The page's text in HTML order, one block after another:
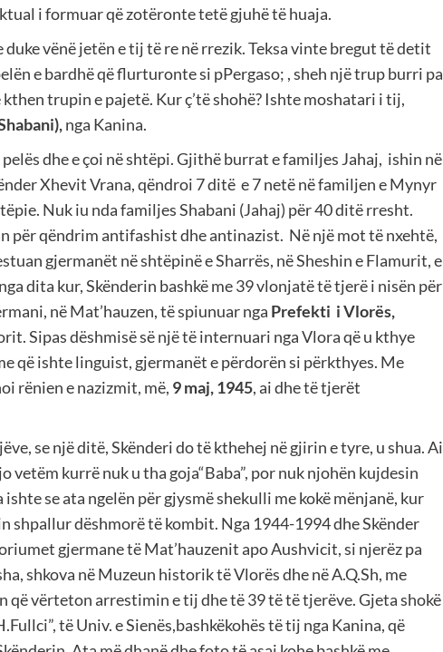
i formuar që zotëronte tetë gjuhë të huaja.
vënë jetën e tij të re në rrezik. Teksa vinte bregut të detit
e bardhë që flurturonte si pPergaso; , sheh një trup burri pa
trupin e pajetë. Kur ç’të shohë? Ishte moshatari i tij,
nga Kanina.
dhe e çoi në shtëpi. Gjithë burrat e familjes Jahaj, ishin në
Xhevit Vrana, qëndroi 7 ditë e 7 netë në familjen e Mynyr
Nuk iu nda familjes Shabani (Jahaj) për 40 ditë rresht.
për qëndrim antifashist dhe antinazist. Në një mot të nxehtë,
gjermanët në shtëpinë e Sharrës, në Sheshin e Flamurit, e
dita kur, Skënderin bashkë me 39 vlonjatë të tjerë i nisën për
në Mat’hauzen, të spiunuar nga Prefekti i Vlorës,
Sipas dëshmisë së një të internuari nga Vlora që u kthye
që ishte linguist, gjermanët e përdorën si përkthyes. Me
rënien e nazizmit, më, 9 maj, 1945, ai dhe të tjerët
se një ditë, Skënderi do të kthehej në gjirin e tyre, u shua. Ai
vetëm kurrë nuk u tha goja“Baba”, por nuk njohën kujdesin
se ata ngelën për gjysmë shekulli me kokë mënjanë, kur
shpallur dëshmorë të kombit. Nga 1944-1994 dhe Skënder
gjermane të Mat’hauzenit apo Aushvicit, si njerëz pa
shkova në Muzeun historik të Vlorës dhe në A.Q.Sh, me
vërteton arrestimin e tij dhe të 39 të të tjerëve. Gjeta shokë
të Univ. e Sienës,bashkëkohës të tij nga Kanina, që